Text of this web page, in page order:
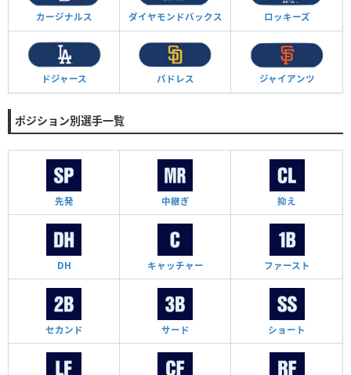
カージナルス ダイヤモンドバックス ロッキーズ
ドジャース パドレス ジャイアンツ
ポジション別選手一覧
先発 中継ぎ 抑え
DH キャッチャー ファースト
セカンド サード ショート